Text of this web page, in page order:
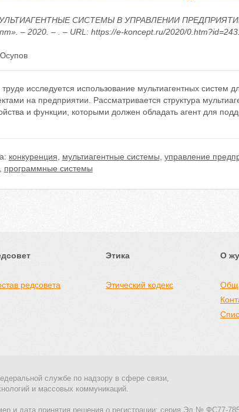
СИСТЕМЫ В УПРАВЛЕНИИ
– 2020. – . – URL: https://e-koncept.ru/2020/
исследуется использование мультиагентных систем
на предприятии. Рассматривается структура
и функции, которыми должен обладать агент для
конкуренция мультиагентные системы управление
программные системы
редсовета
Этика
Этический кодекс
О
службе по надзору в сфере связи,
и массовых коммуникаций.
и дата принятия решения о регистрации: серия Эл № ФС77-